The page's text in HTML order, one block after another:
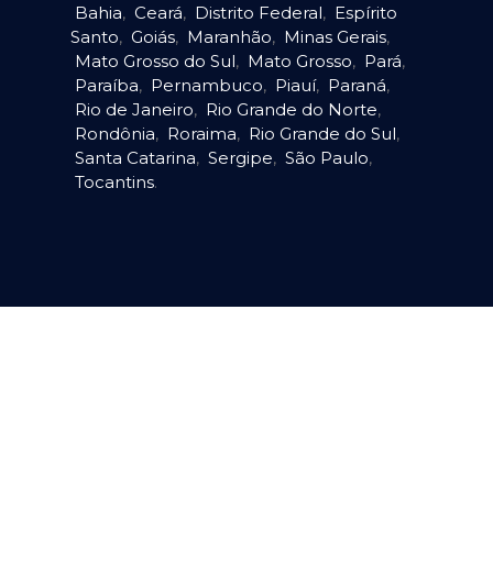
Bahia, Ceará, Distrito Federal, Espírito
Santo, Goiás, Maranhão, Minas Gerais,
Mato Grosso do Sul, Mato Grosso, Pará,
Paraíba, Pernambuco, Piauí, Paraná,
Rio de Janeiro, Rio Grande do Norte,
Rondônia, Roraima, Rio Grande do Sul,
Santa Catarina, Sergipe, São Paulo,
Tocantins.